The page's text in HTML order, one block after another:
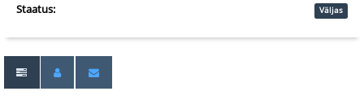
Staatus:
Väljas